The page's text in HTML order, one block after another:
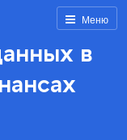
Меню
в